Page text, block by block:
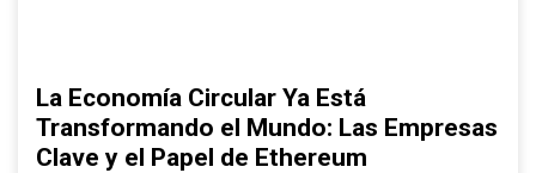
La Economía Circular Ya Está
Transformando el Mundo: Las Empresas
Clave y el Papel de Ethereum